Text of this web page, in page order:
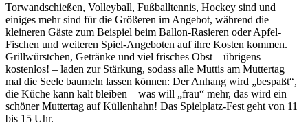
Torwandschießen, Volleyball, Fußballtennis, Hockey sind und
einiges mehr sind für die Größeren im Angebot, während die
kleineren Gäste zum Beispiel beim Ballon-Rasieren oder Apfel-
Fischen und weiteren Spiel-Angeboten auf ihre Kosten kommen.
Grillwürstchen, Getränke und viel frisches Obst – übrigens
kostenlos! – laden zur Stärkung, sodass alle Muttis am Muttertag
mal die Seele baumeln lassen können: Der Anhang wird „bespaßt“,
die Küche kann kalt bleiben – was will „frau“ mehr, das wird ein
schöner Muttertag auf Küllenhahn! Das Spielplatz-Fest geht von 11
bis 15 Uhr.